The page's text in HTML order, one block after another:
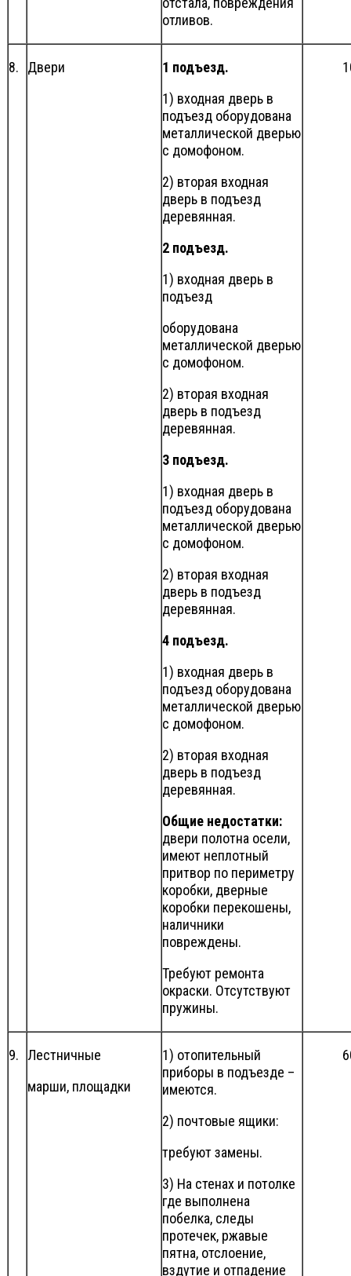
отливов.
8. Двери
1 подъезд.
1) входная дверь в
подъезд оборудована
металлической дверью
с домофоном.
2) вторая входная
дверь в подъезд
деревянная.
2 подъезд.
1) входная дверь в
подъезд
оборудована
металлической дверью
с домофоном.
2) вторая входная
дверь в подъезд
деревянная.
3 подъезд.
1) входная дверь в
подъезд оборудована
металлической дверью
с домофоном.
2) вторая входная
дверь в подъезд
деревянная.
4 подъезд.
1) входная дверь в
подъезд оборудована
металлической дверью
с домофоном.
2) вторая входная
дверь в подъезд
деревянная.
Общие недостатки:
двери полотна осели,
имеют неплотный
притвор по периметру
коробки, дверные
коробки перекошены,
наличники
повреждены.
Требуют ремонта
окраски. Отсутствуют
пружины.
9. Лестничные
марши, площадки
1) отопительный
приборы в подъезде –
имеются.
2) почтовые ящики:
требуют замены.
3) На стенах и потолке
где выполнена
побелка, следы
протечек, ржавые
пятна, отслоение,
вздутие и отпадение